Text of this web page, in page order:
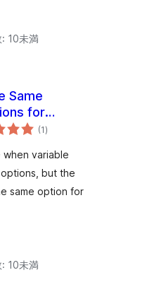
10未満
Same
for
(1個
の
価
)
variable
but the
same option for
10未満